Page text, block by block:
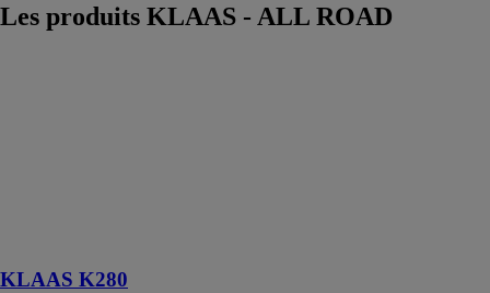
Les produits KLAAS - ALL ROAD
KLAAS K280